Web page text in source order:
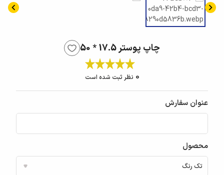
چاپ پوستر 17.5 * 50
0 نظر ثبت شده است
عنوان سفارش
محصول